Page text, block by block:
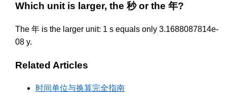
Which unit is larger, the 秒 or the 年?
The 年 is the larger unit: 1 s equals only 3.1688087814e-
08 y.
Related Articles
时间单位与换算完全指南